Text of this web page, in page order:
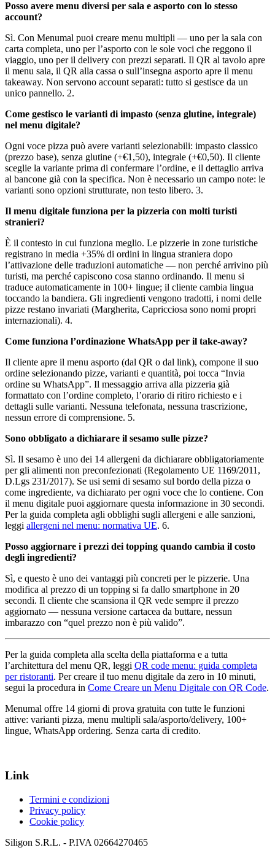
Posso avere menu diversi per sala e asporto con lo stesso
account?
Sì. Con Menumal puoi creare menu multipli — uno per la sala con
carta completa, uno per l’asporto con le sole voci che reggono il
viaggio, uno per il delivery con prezzi separati. Il QR al tavolo apre
il menu sala, il QR alla cassa o sull’insegna asporto apre il menu
takeaway. Non servono account separati: tutto si gestisce da un
unico pannello. 2.
Come gestisco le varianti di impasto (senza glutine, integrale)
nel menu digitale?
Ogni voce pizza può avere varianti selezionabili: impasto classico
(prezzo base), senza glutine (+€1,50), integrale (+€0,50). Il cliente
sceglie la variante prima di confermare l’ordine, e il dettaglio arriva
al bancone già con la specifica. Non è necessario un campo note: le
varianti sono opzioni strutturate, non testo libero. 3.
Il menu digitale funziona per la pizzeria con molti turisti
stranieri?
È il contesto in cui funziona meglio. Le pizzerie in zone turistiche
registrano in media +35% di ordini in lingua straniera dopo
l’attivazione delle traduzioni automatiche — non perché arrivino più
turisti, ma perché capiscono cosa stanno ordinando. Il menu si
traduce automaticamente in 100+ lingue; il cliente cambia lingua
toccando la bandiera. Gli ingredienti vengono tradotti, i nomi delle
pizze restano invariati (Margherita, Capricciosa sono nomi propri
internazionali). 4.
Come funziona l’ordinazione WhatsApp per il take-away?
Il cliente apre il menu asporto (dal QR o dal link), compone il suo
ordine selezionando pizze, varianti e quantità, poi tocca “Invia
ordine su WhatsApp”. Il messaggio arriva alla pizzeria già
formattato con l’ordine completo, l’orario di ritiro richiesto e i
dettagli sulle varianti. Nessuna telefonata, nessuna trascrizione,
nessun errore di comprensione. 5.
Sono obbligato a dichiarare il sesamo sulle pizze?
Sì. Il sesamo è uno dei 14 allergeni da dichiarare obbligatoriamente
per gli alimenti non preconfezionati (Regolamento UE 1169/2011,
D.Lgs 231/2017). Se usi semi di sesamo sul bordo della pizza o
come ingrediente, va dichiarato per ogni voce che lo contiene. Con
il menu digitale puoi aggiornare questa informazione in 30 secondi.
Per la guida completa agli obblighi sugli allergeni e alle sanzioni,
leggi allergeni nel menu: normativa UE. 6.
Posso aggiornare i prezzi dei topping quando cambia il costo
degli ingredienti?
Sì, e questo è uno dei vantaggi più concreti per le pizzerie. Una
modifica al prezzo di un topping si fa dallo smartphone in 20
secondi. Il cliente che scansiona il QR vede sempre il prezzo
aggiornato — nessuna versione cartacea da buttare, nessun
imbarazzo con “quel prezzo non è più valido”.
Per la guida completa alla scelta della piattaforma e a tutta
l’architettura del menu QR, leggi QR code menu: guida completa
per ristoranti. Per creare il tuo menu digitale da zero in 10 minuti,
segui la procedura in Come Creare un Menu Digitale con QR Code.
Menumal offre 14 giorni di prova gratuita con tutte le funzioni
attive: varianti pizza, menu multipli sala/asporto/delivery, 100+
lingue, WhatsApp ordering. Senza carta di credito.
Link
Termini e condizioni
Privacy policy
Cookie policy
Siligon S.R.L. - P.IVA 02664270465